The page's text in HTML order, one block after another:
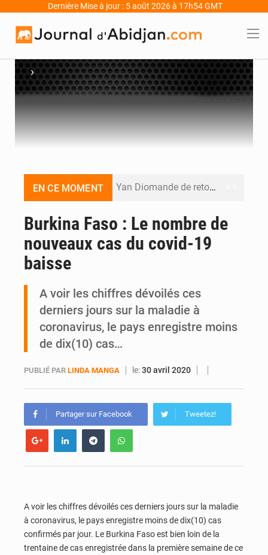
Dernière Mise à jour : 5 août 2026 à 17h54 GMT
›
EN CE MOMENT Yan Diomande de retour au RB Leipzig, le Real Madrid poursuit les négociations pour la pépite ivoirienne
Décès de Mariam Diallo à Sikensi : Sikensi TV dénonce des pressions après la publication de son enquête
PDCI-RDA : « S’il continue, nous aussi, on va sortir les choses », avertit Brédoumy Soumaïla au camp Guikahué
Burkina Faso : Le nombre de
nouveaux cas du covid-19
baisse
A voir les chiffres dévoilés ces
derniers jours sur la maladie à
coronavirus, le pays enregistre moins
de dix(10) cas…
PUBLIÉ PAR LINDA MANGA le:30 avril 2020
Partager sur Facebook Tweetez!
A voir les chiffres dévoilés ces derniers jours sur la maladie
à coronavirus, le pays enregistre moins de dix(10) cas
confirmés par jour. Le Burkina Faso est bien loin de la
trentaine de cas enregistrée dans la première semaine de ce